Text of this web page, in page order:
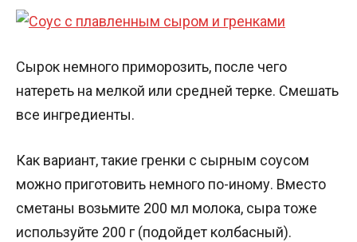
Сырок немного приморозить, после чего
натереть на мелкой или средней терке. Смешать
все ингредиенты.
Как вариант, такие гренки с сырным соусом
можно приготовить немного по-иному. Вместо
сметаны возьмите 200 мл молока, сыра тоже
используйте 200 г (подойдет колбасный).